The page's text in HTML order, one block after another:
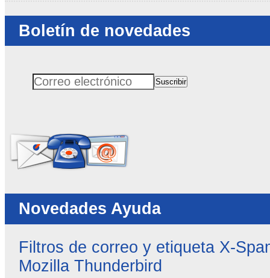
Boletín de novedades
Correo electrónicoSuscribir
Novedades Ayuda
Filtros de correo y etiqueta X-
Mozilla Thunderbird